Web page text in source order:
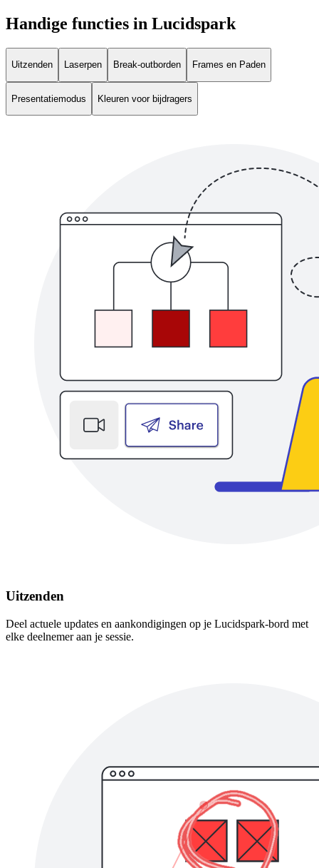
Handige functies in Lucidspark
Uitzenden Laserpen Break-outborden Frames en Paden
Presentatiemodus Kleuren voor bijdragers
Uitzenden
Deel actuele updates en aankondigingen op je Lucidspark-bord met
elke deelnemer aan je sessie.